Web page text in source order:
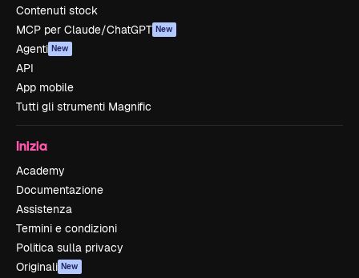
Contenuti stock
MCP per Claude/ChatGPT New
Agenti New
API
App mobile
Tutti gli strumenti Magnific
Inizia
Academy
Documentazione
Assistenza
Termini e condizioni
Politica sulla privacy
Originali New